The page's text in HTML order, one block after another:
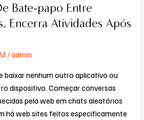
Bate-papo Entre
Encerra Atividades Após
/admin
baixar nenhum outro aplicativo ou
dispositivo. Começar conversas
pela web em chats aleatórios
há web sites feitos especificamente